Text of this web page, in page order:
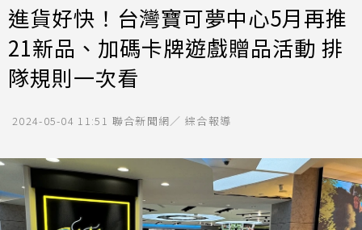
進貨好快！台灣寶可夢中心5月再推
21新品、加碼卡牌遊戲贈品活動 排
隊規則一次看
2024-05-04 11:51 聯合新聞網／ 綜合報導